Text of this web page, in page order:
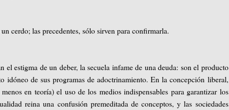
cerdo; las precedentes, sólo sirven para confirmarla.
estigma de un deber, la secuela infame de una deuda: son el producto
idóneo de sus programas de adoctrinamiento. En la concepción liberal,
en teoría) el uso de los medios indispensables para garantizar los
reina una confusión premeditada de conceptos, y las sociedades